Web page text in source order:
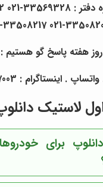
33508201-021
. اینستاگرام : 09106687003
لاستیک
برای